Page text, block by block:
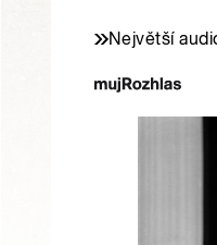
Největší